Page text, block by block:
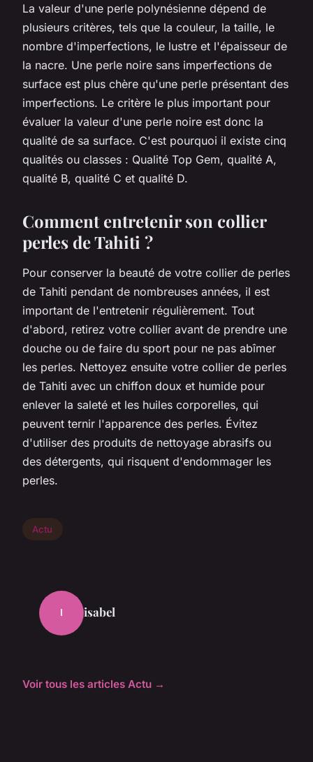
La valeur d'une perle polynésienne dépend de
plusieurs critères, tels que la couleur, la taille, le
nombre d'imperfections, le lustre et l'épaisseur de
la nacre. Une perle noire sans imperfections de
surface est plus chère qu'une perle présentant des
imperfections. Le critère le plus important pour
évaluer la valeur d'une perle noire est donc la
qualité de sa surface. C'est pourquoi il existe cinq
qualités ou classes : Qualité Top Gem, qualité A,
qualité B, qualité C et qualité D.
Comment entretenir son collier
perles de Tahiti ?
Pour conserver la beauté de votre collier de perles
de Tahiti pendant de nombreuses années, il est
important de l'entretenir régulièrement. Tout
d'abord, retirez votre collier avant de prendre une
douche ou de faire du sport pour ne pas abîmer
les perles. Nettoyez ensuite votre collier de perles
de Tahiti avec un chiffon doux et humide pour
enlever la saleté et les huiles corporelles, qui
peuvent ternir l'apparence des perles. Évitez
d'utiliser des produits de nettoyage abrasifs ou
des détergents, qui risquent d'endommager les
perles.
Actu
I isabel
Voir tous les articles Actu →